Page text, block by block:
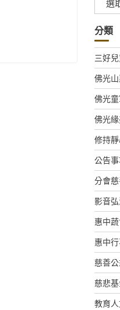
整
分類
三好
佛光
佛光
佛光
修持
公告
分會
影音
惠中
惠中
慈善
慈悲
教育